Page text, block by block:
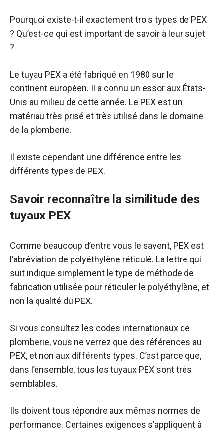
Pourquoi existe-t-il exactement trois types de PEX
? Qu’est-ce qui est important de savoir à leur sujet
?
Le tuyau PEX a été fabriqué en 1980 sur le
continent européen. Il a connu un essor aux États-
Unis au milieu de cette année. Le PEX est un
matériau très prisé et très utilisé dans le domaine
de la plomberie.
Il existe cependant une différence entre les
différents types de PEX.
Savoir reconnaître la similitude des
tuyaux PEX
Comme beaucoup d’entre vous le savent, PEX est
l’abréviation de polyéthylène réticulé. La lettre qui
suit indique simplement le type de méthode de
fabrication utilisée pour réticuler le polyéthylène, et
non la qualité du PEX.
Si vous consultez les codes internationaux de
plomberie, vous ne verrez que des références au
PEX, et non aux différents types. C’est parce que,
dans l’ensemble, tous les tuyaux PEX sont très
semblables.
Ils doivent tous répondre aux mêmes normes de
performance. Certaines exigences s’appliquent à